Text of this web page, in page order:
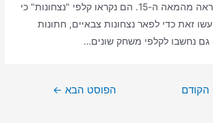
בצפון איטליה והן כנראה מהמאה ה-15. הם נקראו קלפי "נצחונות" כי
זאת כדי לפאר נצחונות צבאיים, חתונות
גם נחשבו לקלפי משחק שונים…
הקודם הפוסט הבא ←